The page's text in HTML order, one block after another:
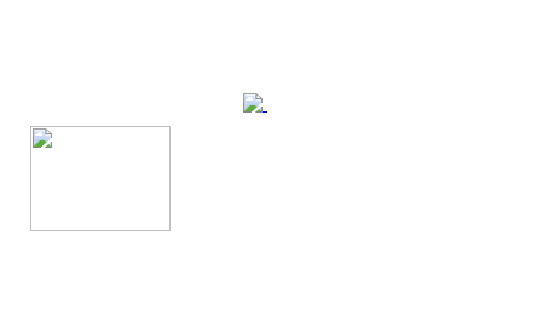
Interesse an anspruchsvoller Küche.